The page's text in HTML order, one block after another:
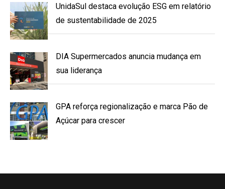
UnidaSul destaca evolução ESG em relatório
de sustentabilidade de 2025
DIA Supermercados anuncia mudança em
sua liderança
GPA reforça regionalização e marca Pão de
Açúcar para crescer